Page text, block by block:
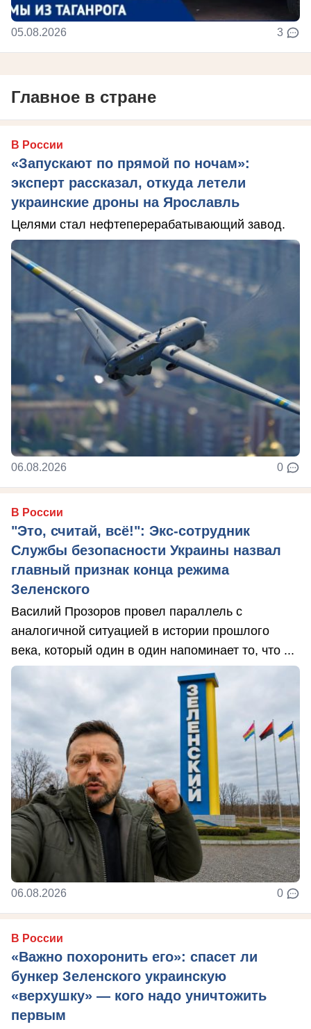
05.08.2026 3
Главное в стране
В России
«Запускают по прямой по ночам»:
эксперт рассказал, откуда летели
украинские дроны на Ярославль
Целями стал нефтеперерабатывающий завод.
06.08.2026 0
В России
"Это, считай, всё!": Экс-сотрудник
Службы безопасности Украины назвал
главный признак конца режима
Зеленского
Василий Прозоров провел параллель с
аналогичной ситуацией в истории прошлого
века, который один в один напоминает то, что ...
06.08.2026 0
В России
«Важно похоронить его»: спасет ли
бункер Зеленского украинскую
«верхушку» — кого надо уничтожить
первым